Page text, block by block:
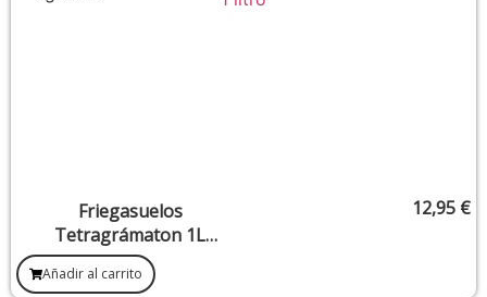
Friegasuelos
Tetragrámaton 1L
(Destruir Cualquier Tipo De
Brujería O Magia Negra)
12,95 €
Añadir al carrito